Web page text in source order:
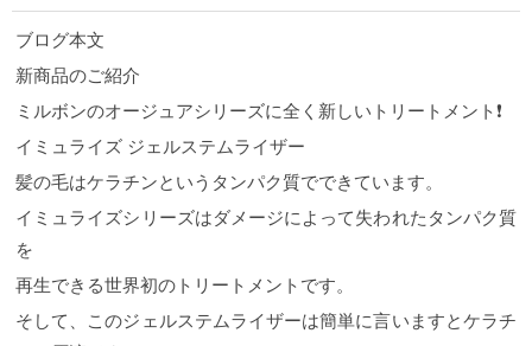
ブログ本文
新商品のご紹介
ミルボンのオージュアシリーズに全く新しいトリートメント❗️
イミュライズ ジェルステムライザー
髪の毛はケラチンというタンパク質でできています。
イミュライズシリーズはダメージによって失われたタンパク質
を
再生できる世界初のトリートメントです。
そして、このジェルステムライザーは簡単に言いますとケラチ